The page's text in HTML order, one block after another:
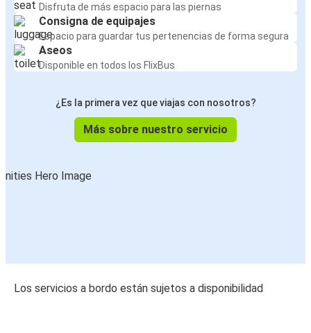
Disfruta de más espacio para las piernas
Consigna de equipajes
Espacio para guardar tus pertenencias de forma segura
Aseos
Disponible en todos los FlixBus
¿Es la primera vez que viajas con nosotros?
Más sobre nuestro servicio
Los servicios a bordo están sujetos a disponibilidad